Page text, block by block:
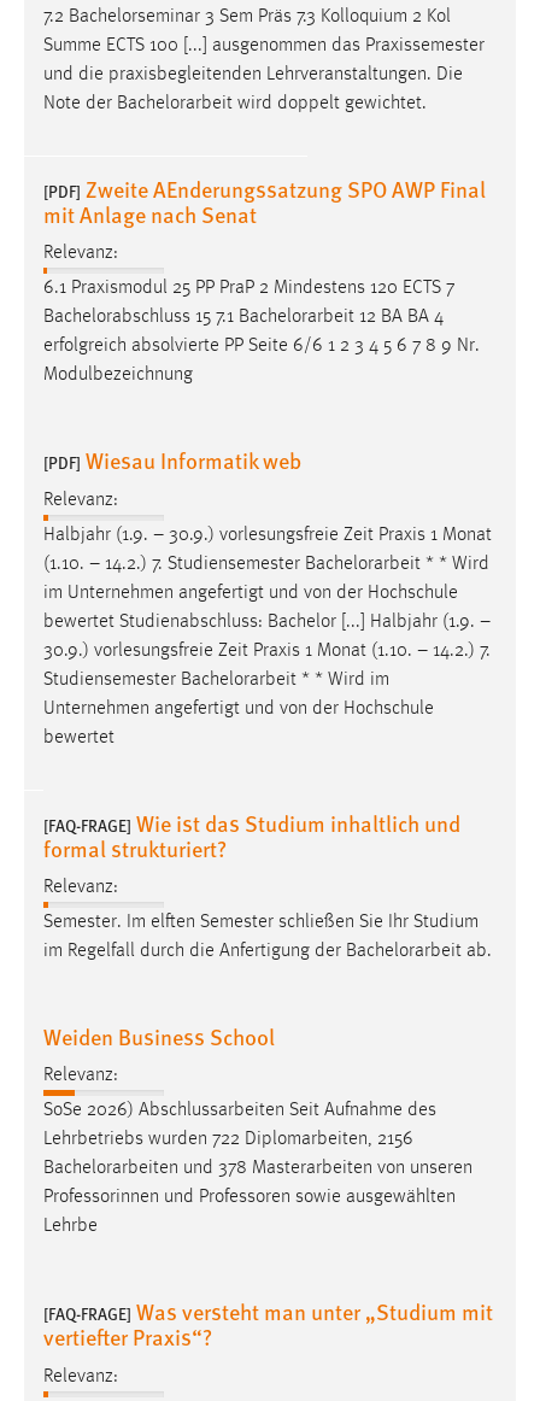
7.2 Bachelorseminar 3 Sem Präs 7.3 Kolloquium 2 Kol
Summe ECTS 100 [...] ausgenommen das Praxissemester
und die praxisbegleitenden Lehrveranstaltungen. Die
Note der Bachelorarbeit wird doppelt gewichtet.
[PDF] Zweite AEnderungssatzung SPO AWP Final
mit Anlage nach Senat
Relevanz:
6.1 Praxismodul 25 PP PraP 2 Mindestens 120 ECTS 7
Bachelorabschluss 15 7.1 Bachelorarbeit 12 BA BA 4
erfolgreich absolvierte PP Seite 6/6 1 2 3 4 5 6 7 8 9 Nr.
Modulbezeichnung
[PDF] Wiesau Informatik web
Relevanz:
Halbjahr (1.9. – 30.9.) vorlesungsfreie Zeit Praxis 1 Monat
(1.10. – 14.2.) 7. Studiensemester Bachelorarbeit * * Wird
im Unternehmen angefertigt und von der Hochschule
bewertet Studienabschluss: Bachelor [...] Halbjahr (1.9. –
30.9.) vorlesungsfreie Zeit Praxis 1 Monat (1.10. – 14.2.) 7.
Studiensemester Bachelorarbeit * * Wird im
Unternehmen angefertigt und von der Hochschule
bewertet
[FAQ-FRAGE] Wie ist das Studium inhaltlich und
formal strukturiert?
Relevanz:
Semester. Im elften Semester schließen Sie Ihr Studium
im Regelfall durch die Anfertigung der Bachelorarbeit ab.
Weiden Business School
Relevanz:
SoSe 2026) Abschlussarbeiten Seit Aufnahme des
Lehrbetriebs wurden 722 Diplomarbeiten, 2156
Bachelorarbeiten und 378 Masterarbeiten von unseren
Professorinnen und Professoren sowie ausgewählten
Lehrbe
[FAQ-FRAGE] Was versteht man unter „Studium mit
vertiefter Praxis“?
Relevanz:
_pk_ref, _pk_cvar, _pk_id, _pk_ses
Zweck:
Zugriffsstatistik
MARKETING
Marketing Cookies werden von Drittanbietern
verwendet, um personalisierte Werbung anzuzeigen.
Sie tun dies, indem sie Besucher über Websites
Google Ads
Name:
_gcl_au
Anbieter:
Google Ireland Limited
Zweck:
Cookie Laufzeit:
3 Monate
Name:
_fbp
Anbieter:
Facebook
Cookie Laufzeit:
EXTERNE MEDIEN
Um Inhalte von Videoplattformen und Social Media
YouTube